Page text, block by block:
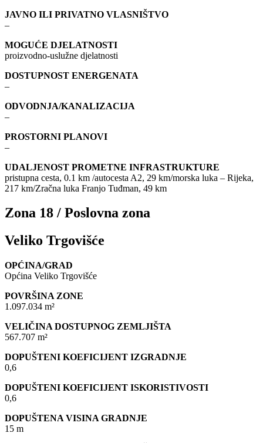
JAVNO ILI PRIVATNO VLASNIŠTVO
–
MOGUĆE DJELATNOSTI
proizvodno-uslužne djelatnosti
DOSTUPNOST ENERGENATA
–
ODVODNJA/KANALIZACIJA
–
PROSTORNI PLANOVI
–
UDALJENOST PROMETNE INFRASTRUKTURE
pristupna cesta, 0.1 km /autocesta A2, 29 km/morska luka – Rijeka,
217 km/Zračna luka Franjo Tuđman, 49 km
Zona 18 / Poslovna zona
Veliko Trgovišće
OPĆINA/GRAD
Općina Veliko Trgovišće
POVRŠINA ZONE
1.097.034 m²
VELIČINA DOSTUPNOG ZEMLJIŠTA
567.707 m²
DOPUŠTENI KOEFICIJENT IZGRADNJE
0,6
DOPUŠTENI KOEFICIJENT ISKORISTIVOSTI
0,6
DOPUŠTENA VISINA GRADNJE
15 m